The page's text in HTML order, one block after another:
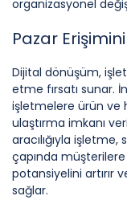
organizasyonel
Pazar
Dijital dönüşüm,
etme fırsatı sunar.
işletmelere ürün ve
ulaştırma imkanı
aracılığıyla işletme,
çapında
potansiyelini artırır
sağlar.